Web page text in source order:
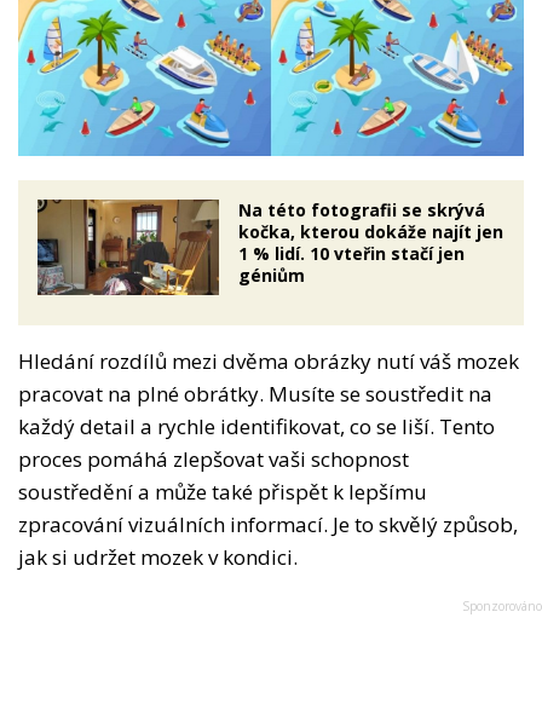
Na této fotografii se skrývá
kočka, kterou dokáže najít jen
1 % lidí. 10 vteřin stačí jen
géniům
Hledání rozdílů mezi dvěma obrázky nutí váš mozek
pracovat na plné obrátky. Musíte se soustředit na
každý detail a rychle identifikovat, co se liší. Tento
proces pomáhá zlepšovat vaši schopnost
soustředění a může také přispět k lepšímu
zpracování vizuálních informací. Je to skvělý způsob,
jak si udržet mozek v kondici.